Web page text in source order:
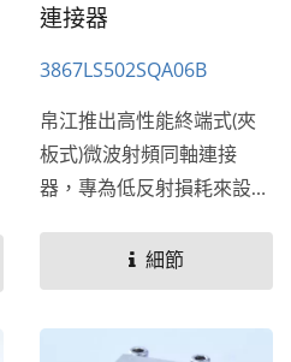
連接器
3867LS502SQA06B
帛江推出高性能終端式(夾
板式)微波射頻同軸連接
器，專為低反射損耗來設
細節